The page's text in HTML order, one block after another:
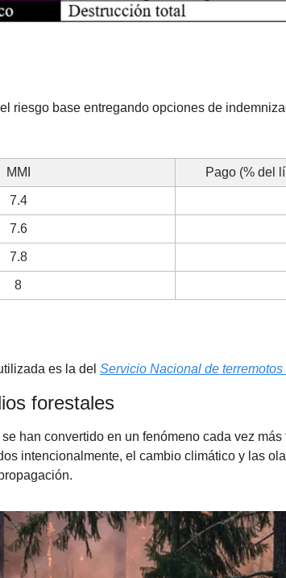
riesgo base entregando opciones de
MMI Pago (% del
7.4
7.6
7.8
8
es la del Servicio Nacional de
forestales
han convertido en un fenómeno cada vez
intencionalmente, el cambio climático y las